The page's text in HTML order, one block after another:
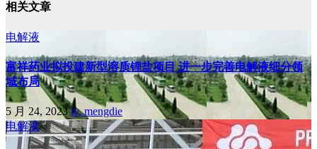
相关文章
电解液
富祥药业拟投建新型溶质锂盐项目 进一步完善电解液细分领
域布局
5 月 24, 2023lv, mengdie
电解液